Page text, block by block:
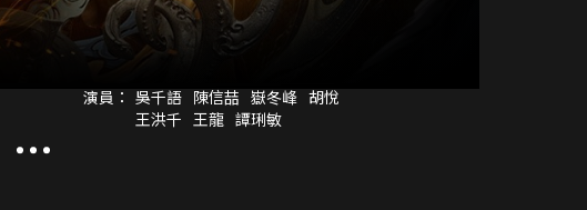
演員： 吳千語 陳信喆 嶽冬峰 胡悅
王洪千 王龍 譚琍敏